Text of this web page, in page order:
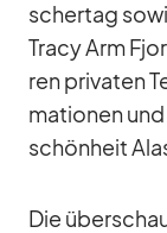
scher­tag
Tracy Arm
ren pri­va­ten
ma­tio­nen
schön­heit
Die